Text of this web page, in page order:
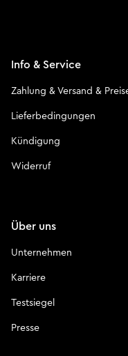
Info & Service
Zahlung & Versand &
Lieferbedingungen
Kündigung
Widerruf
Über uns
Unternehmen
Karriere
Testsiegel
Presse